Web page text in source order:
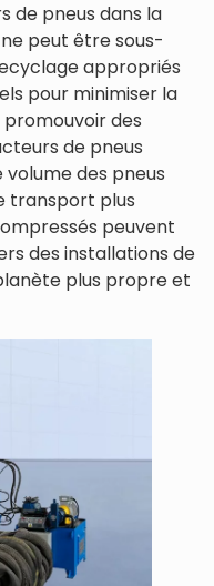
de pneus dans la
peut être sous-
appropriés
pour minimiser la
des
de pneus
des pneus
transport plus
peuvent
des installations de
plus propre et